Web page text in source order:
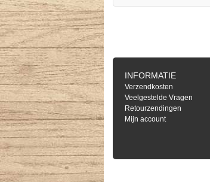
INFORMATIE
Verzendkosten
Veelgestelde Vragen
Retourzendingen
Mijn account